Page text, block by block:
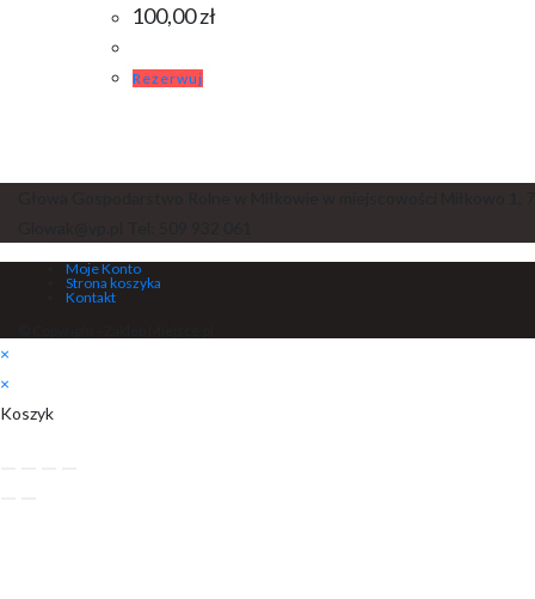
100,00zł
Rezerwuj
Moje Konto
Strona koszyka
Kontakt
×
×
Koszyk